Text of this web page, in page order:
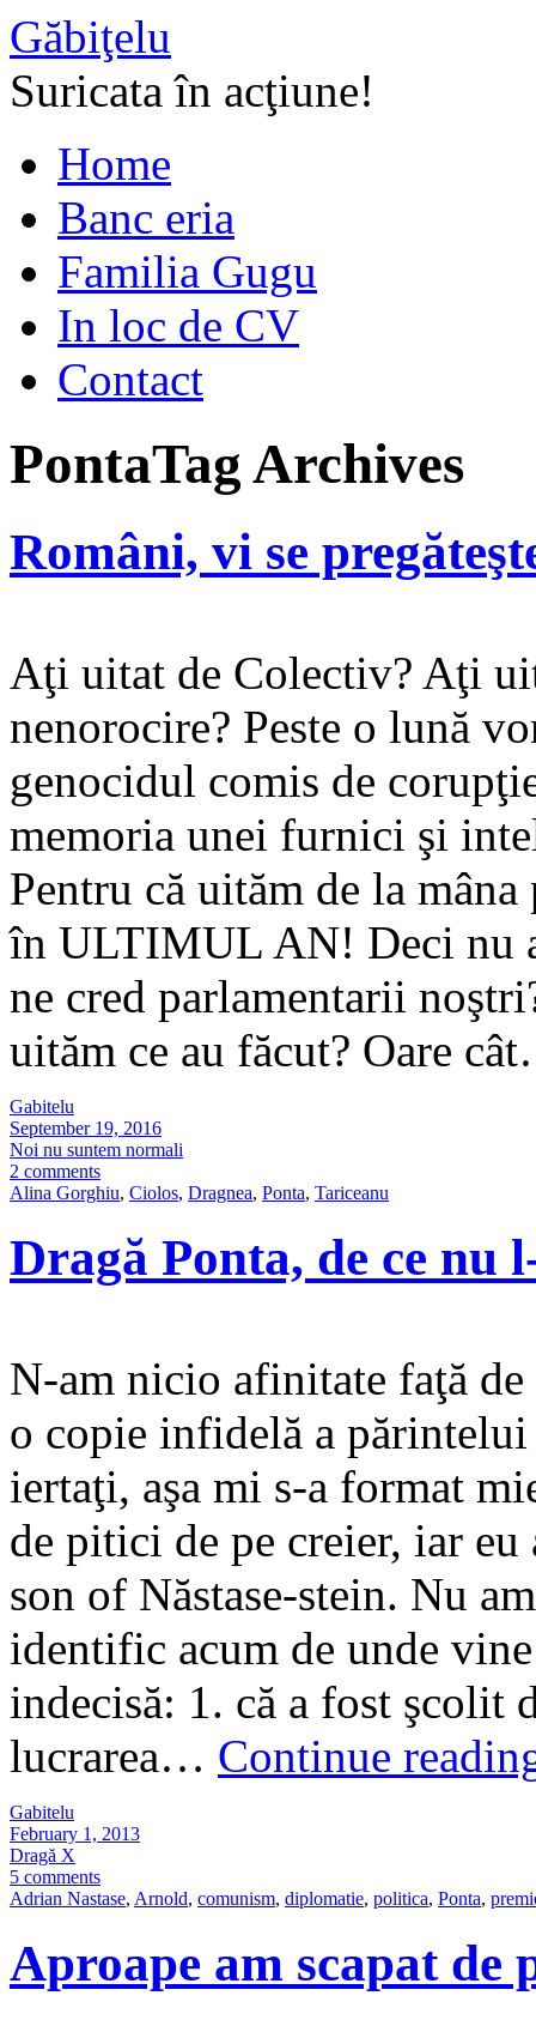
Găbiţelu
Suricata în acţiune!
Home
Banc eria
Familia Gugu
In loc de CV
Contact
PontaTag Archives
Români, vi se
Aţi uitat de Colectiv? Aţi
nenorocire? Peste o lună
genocidul comis de
memoria unei furnici şi
Pentru că uităm de la
în ULTIMUL AN! Deci nu
ne cred parlamentarii
uităm ce au făcut? Oare
Gabitelu
September 19, 2016
Noi nu suntem normali
2 comments
Alina Gorghiu, Ciolos, Dragnea, Ponta, Tariceanu
Dragă Ponta, de ce nu
N-am nicio afinitate faţă
o copie infidelă a părintelui
iertaţi, aşa mi s-a format
de pitici de pe creier, iar
son of Năstase-stein. Nu
identific acum de unde
indecisă: 1. că a fost şcolit
lucrarea… Continue
Gabitelu
February 1, 2013
Dragă X
5 comments
Adrian Nastase, Arnold, comunism, diplomatie, politica, Ponta,
Aproape am scapat de